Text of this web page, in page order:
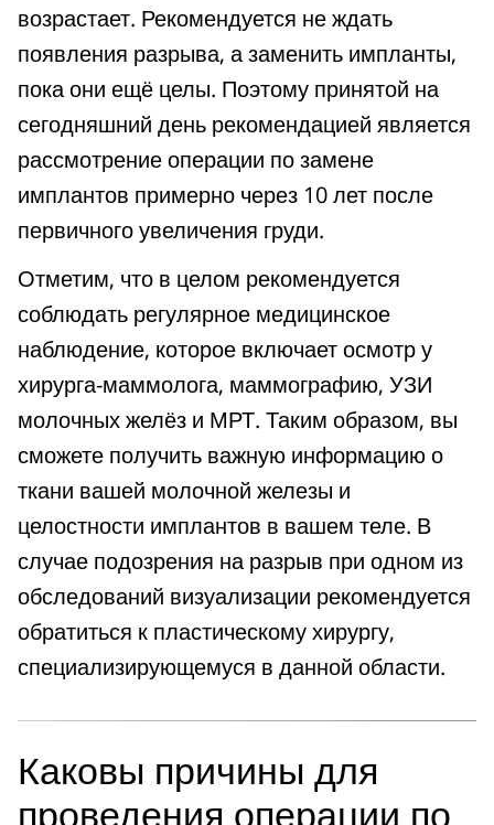
возрастает. Рекомендуется не ждать
появления разрыва, а заменить импланты,
пока они ещё целы. Поэтому принятой на
сегодняшний день рекомендацией является
рассмотрение операции по замене
имплантов примерно через 10 лет после
первичного увеличения груди.
Отметим, что в целом рекомендуется
соблюдать регулярное медицинское
наблюдение, которое включает осмотр у
хирурга-маммолога, маммографию, УЗИ
молочных желёз и МРТ. Таким образом, вы
сможете получить важную информацию о
ткани вашей молочной железы и
целостности имплантов в вашем теле. В
случае подозрения на разрыв при одном из
обследований визуализации рекомендуется
обратиться к пластическому хирургу,
специализирующемуся в данной области.
Каковы причины для
проведения операции по